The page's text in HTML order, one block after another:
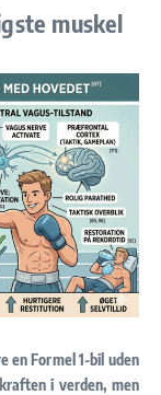
muskel
en Formel 1-bil uden
i verden, men